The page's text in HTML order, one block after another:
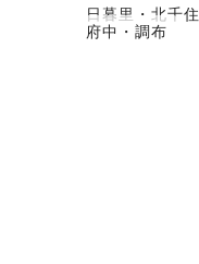
日暮里・北千住
府中・調布